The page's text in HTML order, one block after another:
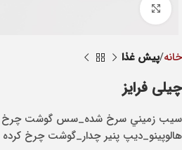
Click to enlarge
خانه پيش غذا
چیلی فرایز
سيب زميني سرخ شده_سس گوشت چرخ
هالوپينو_ديپ پنير چدار_گوشت چرخ کرده